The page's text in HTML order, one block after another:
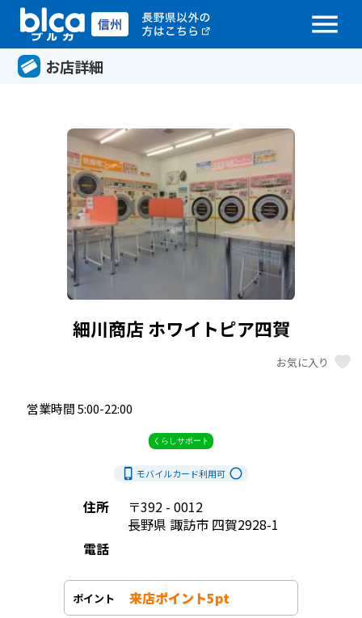
menu
お店詳細
細川商店 ホワイトピア四賀
お気に入り favorite
営業時間 5:00-22:00
くらしサポート
phone_iphone モバイルカード利用可 radio_button_unchecked
住所
〒392 - 0012
長野県 諏訪市 四賀2928-1
電話
ポイント 来店ポイント5pt